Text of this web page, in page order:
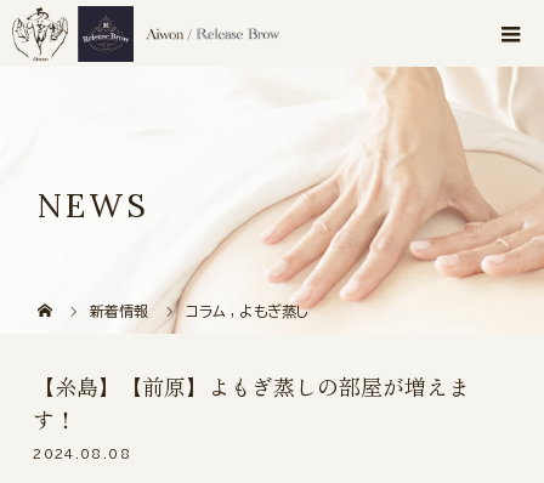
NEWS
新着情報 コラム , よもぎ蒸し
【糸島】【前原】よもぎ蒸しの部屋が増えま
す！
2024.08.08